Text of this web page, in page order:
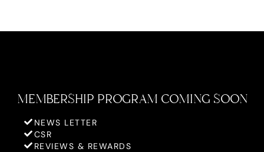
MEMBERSHIP PROGRAM COMING SOON
NEWS LETTER
CSR
REVIEWS & REWARDS